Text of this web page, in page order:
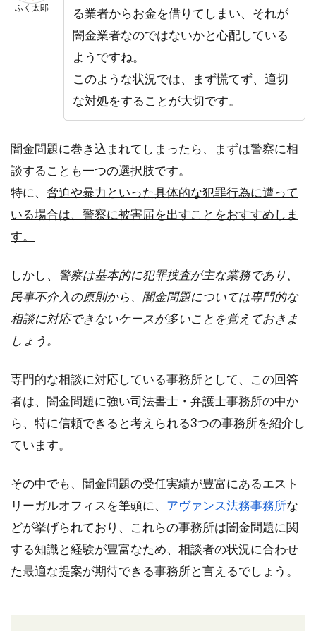
ふく太郎
る業者からお金を借りてしまい、それが
闇金業者なのではないかと心配している
ようですね。
このような状況では、まず慌てず、適切
な対処をすることが大切です。
闇金問題に巻き込まれてしまったら、まずは警察に相
談することも一つの選択肢です。
特に、 脅迫や暴力といった具体的な犯罪行為に遭って
いる場合は、警察に被害届を出すことをおすすめしま
す。
しかし、 警察は基本的に犯罪捜査が主な業務であり、
民事不介入の原則から、闇金問題については専門的な
相談に対応できないケースが多いことを覚えておきま
しょう。
専門的な相談に対応している事務所として、この回答
者は、闇金問題に強い司法書士・弁護士事務所の中か
ら、特に信頼できると考えられる3つの事務所を紹介し
ています。
その中でも、闇金問題の受任実績が豊富にあるエスト
リーガルオフィスを筆頭に、 アヴァンス法務事務所な
どが挙げられており、これらの事務所は闇金問題に関
する知識と経験が豊富なため、相談者の状況に合わせ
た最適な提案が期待できる事務所と言えるでしょう。